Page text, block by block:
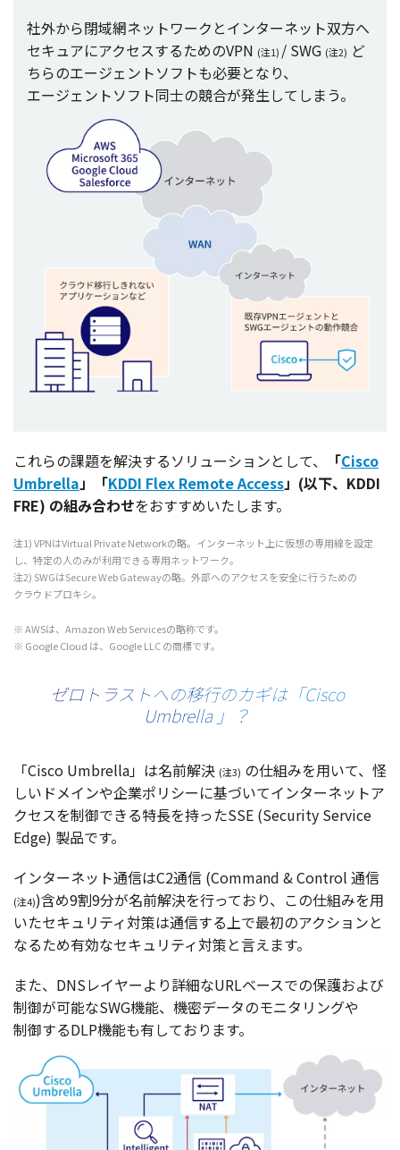
社外から閉域網ネットワーク とインターネット双方へ
セキュアにアクセスするためのVPN (注1) / SWG (注2) ど
ちらのエージェントソフトも必要となり、
エージェントソフト同士の競合が発生してしまう。
これらの課題を解決するソリューションとして、 「Cisco
Umbrella」「KDDI Flex Remote Access」(以下、KDDI
FRE) の組み合わせをおすすめいたします。
注1) VPNはVirtual Private Networkの略。 インターネット 上に仮想の専用線を設定
し、 特定の人のみが利用できる専用ネットワーク。
注2) SWGはSecure Web Gatewayの略。 外部へのアクセスを安全に行うための
クラウドプロキシ。
※ AWSは、Amazon Web Servicesの略称です。
※ Google Cloud は、Google LLC の商標です。
ゼロトラストへの移行のカギは「Cisco
Umbrella 」？
「Cisco Umbrella」は名前解決 (注3) の仕組みを用いて、怪
しい ドメインや企業ポリシーに基づいてインターネットア
クセスを制御できる特長を持ったSSE (Security Service
Edge) 製品です。
インターネット通信はC2通信 (Command & Control 通信
(注4))含め9割9分が名前解決を行っており、この仕組みを用
いたセキュリティ対策は通信する上で最初のアクションと
なるため有効なセキュリティ対策と言えます。
また、DNSレイヤーより詳細なURLベースでの保護および
制御が可能なSWG機能、 機密データのモニタリングや
制御するDLP機能も有しております。